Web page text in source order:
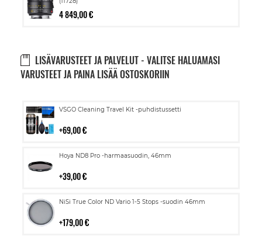
4 849,00 €
LISÄVARUSTEET JA PALVELUT - VALITSE HALUAMASI
VARUSTEET JA PAINA LISÄÄ OSTOSKORIIN
VSGO Cleaning Travel Kit -puhdistussetti
69,00 €
Lisää
Hoya ND8 Pro -harmaasuodin, 46mm
39,00 €
Lisää
NiSi True Color ND Vario 1-5 Stops -suodin 46mm
179,00 €
Lisää